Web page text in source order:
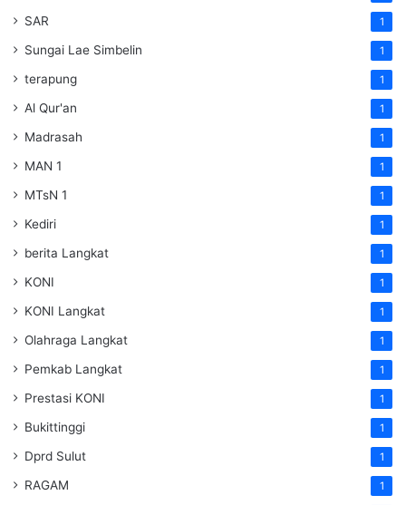
SAR 1
Sungai Lae Simbelin 1
terapung 1
Al Qur'an 1
Madrasah 1
MAN 1 1
MTsN 1 1
Kediri 1
berita Langkat 1
KONI 1
KONI Langkat 1
Olahraga Langkat 1
Pemkab Langkat 1
Prestasi KONI 1
Bukittinggi 1
Dprd Sulut 1
RAGAM 1